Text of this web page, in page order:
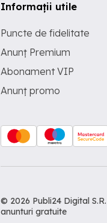
Informații utile
Puncte de fidelitate
Anunț Premium
Abonament VIP
Anunț promo
© 2026 Publi24 Digital
anunturi gratuite